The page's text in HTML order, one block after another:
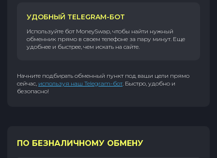
УДОБНЫЙ TELEGRAM-БОТ
Используйте бот MoneySwap, чтобы найти нужный
обменник прямо в своем телефоне за пару минут. Еще
удобнее и быстрее, чем искать на сайте.
Начните подбирать обменный пункт под ваши цели прямо
сейчас, используя наш Telegram-бот. Быстро, удобно и
безопасно!
ПО БЕЗНАЛИЧНОМУ ОБМЕНУ